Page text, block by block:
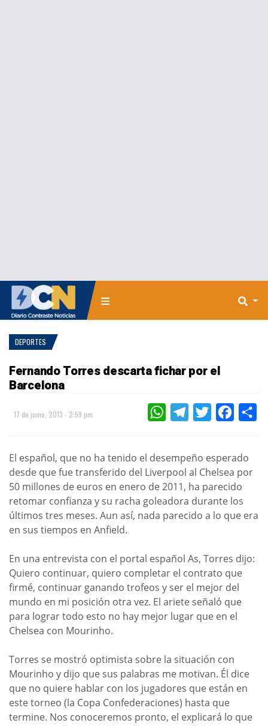
DEPORTES
Fernando Torres descarta fichar por el
Barcelona
17 de junio, 2013 - 2:59 pm WHATSAPPTELEGRAMTWITTER
El español, que no ha tenido el desempeño esperado
desde que fue transferido del Liverpool al Chelsea por
50 millones de euros en enero de 2011, ha parecido
retomar confianza y su racha goleadora durante los
últimos tres meses. Aun así, nada parecido a lo que era
en sus tiempos en Anfield.
En una entrevista con el portal español As, Torres dijo:
Quiero continuar, quiero completar el contrato que
firmé, continuar ganando trofeos y ser el mejor del
mundo en mi posición otra vez. El ariete señaló que
para lograr todo esto no hay mejor lugar que en el
Chelsea con Mourinho.
Torres se mostró optimista sobre la situación con
Mourinho y dijo que sus palabras me motivan. Él dice
que no quiere hablar con los jugadores que están en
este torneo (la Copa Confederaciones) hasta que
termine. Nos conoceremos pronto, el explicará lo que